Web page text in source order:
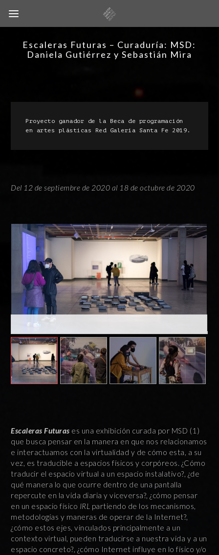
Escaleras Futuras – Curaduría: MSD:
Daniela Gutiérrez y Sebastián Mira
Proyecto ganador de la Beca de programación
en artes plásticas Red Galería Santa Fe 2019.
Del 12 de septiembre de 2020 al 18 de octubre de 2020
Escaleras Futuras es una exhibición curada por MSD (1)
que busca pensar en la manera en que nos relacionamos
e interactuamos con la virtualidad y de cómo esta, a su
vez, es traducible a espacios físicos y corpóreos. ¿Cómo
traducir el espacio virtual a un espacio instalativo?, ¿de
qué manera lo que ocurre dentro de una pantalla
repercute en la vida diaria y viceversa?, ¿cómo pensar
en un espacio físico IRL partiendo de los mecanismos,
metodologías y maneras de operar de la Internet?,
¿cómo estos ejes, vinculados principalmente a un
contexto virtual, pueden traducirse a nuestra vida y a un
espacio concreto?, ¿cómo Internet influye en lo físico y/o